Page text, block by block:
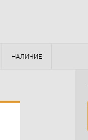
НАЛИЧИЕ